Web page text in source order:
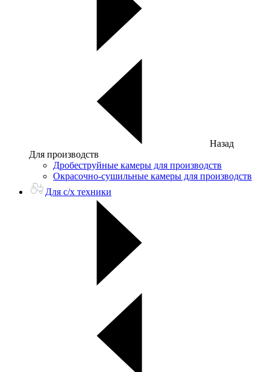
Назад
Для производств
Дробеструйные камеры для производств
Окрасочно-сушильные камеры для производств
Для с/х техники